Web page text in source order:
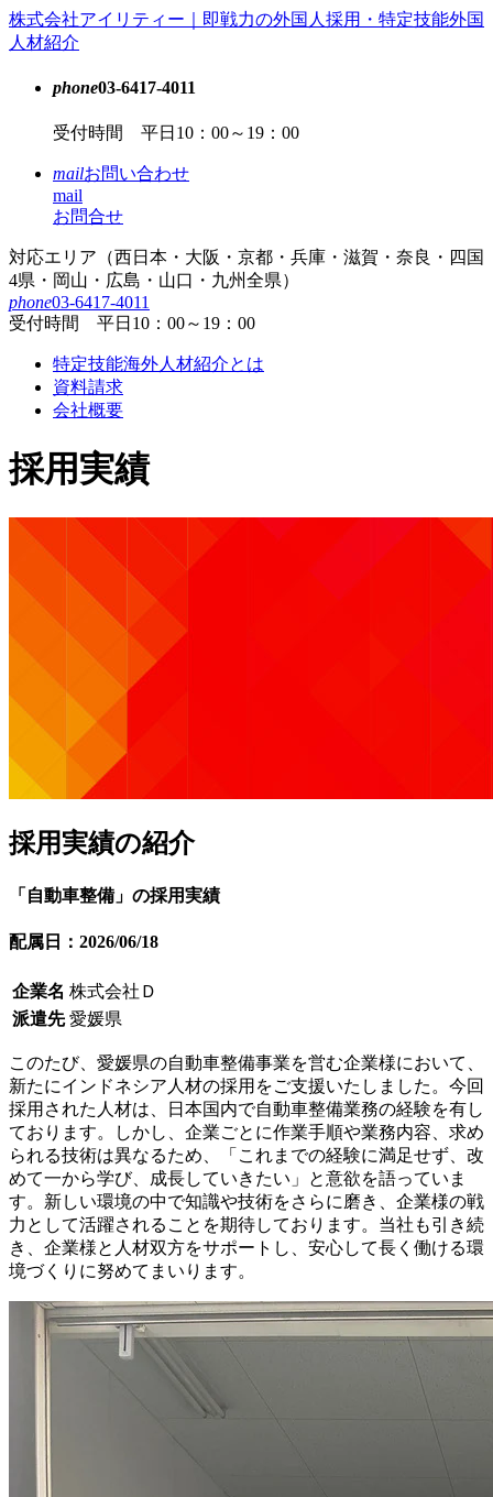
コ
ン
ッ
プ
株式会社アイリティー｜即戦力の外国人採用・特定技能外国
人材紹介
phone03-6417-4011
受付時間 平日10：00～19：00
mailお問い合わせ
mail
お問合せ
対応エリア（西日本・大阪・京都・兵庫・滋賀・奈良・四国
4県・岡山・広島・山口・九州全県）
phone03-6417-4011
受付時間 平日10：00～19：00
特定技能海外人材紹介とは
資料請求
会社概要
採用実績
採用実績の紹介
「自動車整備」の採用実績
配属日：2026/06/18
企業名 株式会社Ｄ
派遣先 愛媛県
このたび、愛媛県の自動車整備事業を営む企業様において、
新たにインドネシア人材の採用をご支援いたしました。今回
採用された人材は、日本国内で自動車整備業務の経験を有し
ております。しかし、企業ごとに作業手順や業務内容、求め
られる技術は異なるため、「これまでの経験に満足せず、改
めて一から学び、成長していきたい」と意欲を語っていま
す。新しい環境の中で知識や技術をさらに磨き、企業様の戦
力として活躍されることを期待しております。当社も引き続
き、企業様と人材双方をサポートし、安心して長く働ける環
境づくりに努めてまいります。